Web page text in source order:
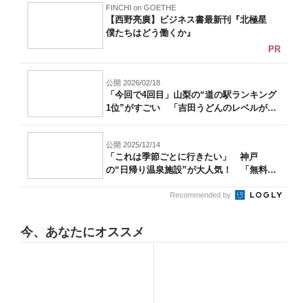
FINCHI on GOETHE
【西野亮廣】ビジネス書最新刊『北極星
僕たちはどう働くか』
PR
公開 2026/02/18
「今回で4回目」山梨の“道の駅ランキング
1位”がすごい 「吉田うどんのレベルが
公開 2025/12/14
「これは季節ごとに行きたい」 神戸
の“日帰り温泉施設”が大人気！ 「無料送
Recommended by
今、あなたにオススメ